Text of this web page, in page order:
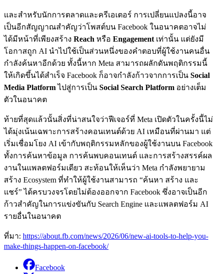
และสำหรับนักการตลาดและครีเอเตอร์ การเปลี่ยนแปลงนี้อาจ
เป็นอีกสัญญาณสำคัญว่าโพสต์บน Facebook ในอนาคตอาจไม่
ได้มีหน้าที่เพียงสร้าง Reach หรือ Engagement เท่านั้น แต่ยังมี
โอกาสถูก AI นำไปใช้เป็นส่วนหนึ่งของคำตอบที่ผู้ใช้งานคนอื่น
กำลังค้นหาอีกด้วย ทั้งนี้หาก Meta สามารถผลักดันพฤติกรรมนี้
ให้เกิดขึ้นได้สำเร็จ Facebook ก็อาจกำลังก้าวจากการเป็น Social
Media Platformไปสู่การเป็น Social Search Platform อย่างเต็ม
ตัวในอนาคต
ท้ายที่สุดแล้วนั้นสิ่งที่น่าสนใจว่าฟีเจอร์ที่ Meta เปิดตัวในครั้งนี้ไม่
ได้มุ่งเน้นเฉพาะการสร้างคอนเทนต์ด้วย AI เหมือนที่ผ่านมา แต่
เริ่มเชื่อมโยง AI เข้ากับพฤติกรรมหลักของผู้ใช้งานบน Facebook
ทั้งการค้นหาข้อมูล การค้นพบคอนเทนต์ และการสร้างสรรค์ผล
งานในแพลตฟอร์มเดียว สะท้อนให้เห็นว่า Meta กำลังพยายาม
สร้าง Ecosystem ที่ทำให้ผู้ใช้งานสามารถ “ค้นหา สร้าง และ
แชร์” ได้ครบวงจรโดยไม่ต้องออกจาก Facebook ซึ่งอาจเป็นอีก
ก้าวสำคัญในการแข่งขันกับ Search Engine และแพลตฟอร์ม AI
รายอื่นในอนาคต
ที่มา: https://about.fb.com/news/2026/06/new-ai-tools-to-help-you-
make-things-happen-on-facebook/
Facebook